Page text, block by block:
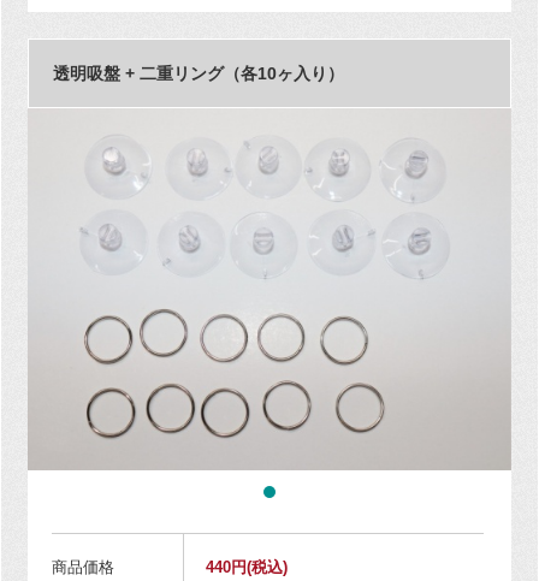
透明吸盤 + 二重リング（各10ヶ入り）
商品価格 440円(税込)